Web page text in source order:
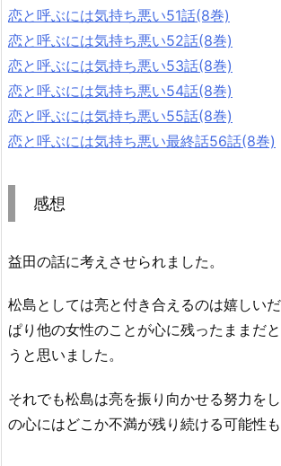
恋と呼ぶには気持ち悪い51話(8巻)
恋と呼ぶには気持ち悪い52話(8巻)
恋と呼ぶには気持ち悪い53話(8巻)
恋と呼ぶには気持ち悪い54話(8巻)
恋と呼ぶには気持ち悪い55話(8巻)
恋と呼ぶには気持ち悪い最終話56話(8巻)
感想
益田の話に考えさせられました。
松島としては亮と付き合えるのは嬉しい
ぱり他の女性のことが心に残ったままだ
うと思いました。
それでも松島は亮を振り向かせる努力を
の心にはどこか不満が残り続ける可能性も